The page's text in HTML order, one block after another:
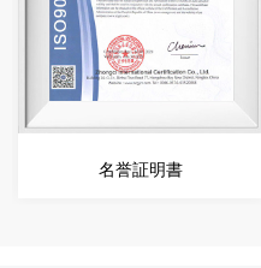
名誉証明書